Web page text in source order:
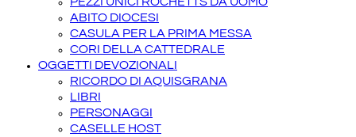
ABITO DIOCESI
CASULA PER LA PRIMA MESSA
CORI DELLA CATTEDRALE
OGGETTI DEVOZIONALI
RICORDO DI AQUISGRANA
LIBRI
PERSONAGGI
CASELLE HOST